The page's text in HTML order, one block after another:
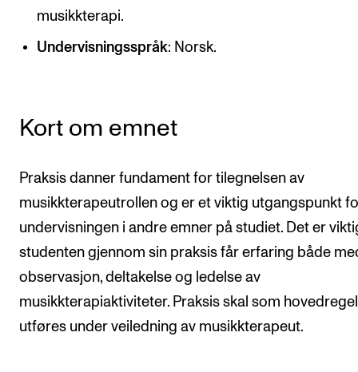
Prosjekter
Publikasjoner
Utveksling
Nettverk
IN.TUNE
AKTUELT
Arrangementer og konserter
musikkterapi.
Undervisningsspråk: Norsk.
Kort om emnet
Praksis danner fundament for tilegnelsen av
musikkterapeutrollen og er et viktig utgangspunkt
undervisningen i andre emner på studiet. Det er
studenten gjennom sin praksis får erfaring både
observasjon, deltakelse og ledelse av
musikkterapiaktiviteter. Praksis skal som hovedregel
utføres under veiledning av musikkterapeut.